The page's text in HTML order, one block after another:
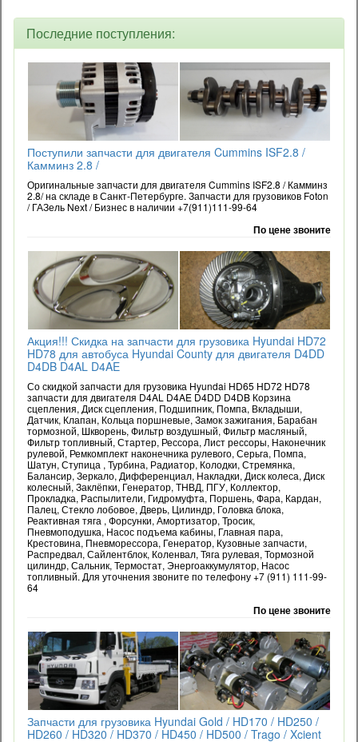
Последние поступления:
Поступили запчасти для двигателя Cummins ISF2.8 /
Камминз 2.8 /
Оригинальные запчасти для двигателя Cummins ISF2.8 / Камминз
2.8/ на складе в Санкт-Петербурге. Запчасти для грузовиков Foton
/ ГАЗель Next / Бизнес в наличии +7(911)111-99-64
По цене звоните
Акция!!! Скидка на запчасти для грузовика Hyundai HD72
HD78 для автобуса Hyundai County для двигателя D4DD
D4DB D4AL D4AE
Со скидкой запчасти для грузовика Hyundai HD65 HD72 HD78
запчасти для двигателя D4AL D4AE D4DD D4DB Корзина
сцепления, Диск сцепления, Подшипник, Помпа, Вкладыши,
Датчик, Клапан, Кольца поршневые, Замок зажигания, Барабан
тормозной, Шкворень, Фильтр воздушный, Фильтр масляный,
Фильтр топливный, Стартер, Рессора, Лист рессоры, Наконечник
рулевой, Ремкомплект наконечника рулевого, Серьга, Помпа,
Шатун, Ступица , Турбина, Радиатор, Колодки, Стремянка,
Балансир, Зеркало, Дифференциал, Накладки, Диск колеса, Диск
колесный, Заклёпки, Генератор, ТНВД, ПГУ, Коллектор,
Прокладка, Распылители, Гидромуфта, Поршень, Фара, Кардан,
Палец, Стекло лобовое, Дверь, Цилиндр, Головка блока,
Реактивная тяга , Форсунки, Амортизатор, Тросик,
Пневмоподушка, Насос подъема кабины, Главная пара,
Крестовина, Пневморессора, Генератор, Кузовные запчасти,
Распредвал, Сайлентблок, Коленвал, Тяга рулевая, Тормозной
цилиндр, Сальник, Термостат, Энергоаккумулятор, Насос
топливный. Для уточнения звоните по телефону +7 (911) 111-99-
64
По цене звоните
Запчасти для грузовика Hyundai Gold / HD170 / HD250 /
HD260 / HD320 / HD370 / HD450 / HD500 / Trago / Xcient